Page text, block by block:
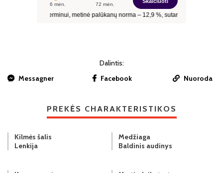
Dalintis:
Messagner
Facebook Nuoroda
PREKĖS CHARAKTERISTIKOS
Kilmės šalis
Lenkija
Medžiaga
Baldinis audinys